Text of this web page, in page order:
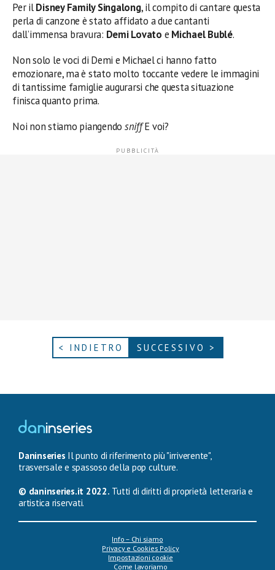
Per ilDisney Family Singalong, il compito di cantare questa
perla di canzone è stato affidato a due cantanti
dall’immensa bravura: Demi Lovato e Michael Bublé.
Non solo le voci di Demi e Michael ci hanno fatto
emozionare, ma è stato molto toccante vedere le immagini
di tantissime famiglie augurarsi che questa situazione
finisca quanto prima.
Noi non stiamo piangendo sniffE voi?
< INDIETRO SUCCESSIVO >
Daninseries Il punto di riferimento più "irriverente",
trasversale e spassoso della pop culture.
© daninseries.it 2022. Tutti di diritti di proprietà letteraria e
artistica riservati.
Info – Chi siamo
Privacy e Cookies Policy
Impostazioni cookie
Come lavoriamo